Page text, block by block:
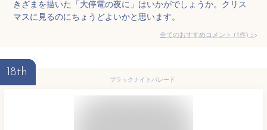
きざまを描いた「大停電の夜に」はいかがでしょうか。クリス
マスに見るのにちょうどよいかと思います。
全てのおすすめコメント (1件) >
18th
ブラックナイトパレード